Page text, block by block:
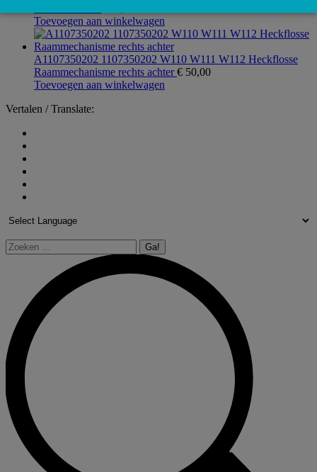
Toevoegen aan winkelwagen
A1107350202 1107350202 W110 W111 W112 Heckflosse
Raammechanisme rechts achter€ 50,00
Toevoegen aan winkelwagen
Vertalen / Translate:
Zoeken: